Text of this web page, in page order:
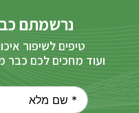
נרשמתם
טיפים לשיפור
ועוד מחכים לכם כבר